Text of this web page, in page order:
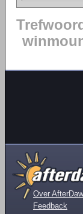
Over
Feedback